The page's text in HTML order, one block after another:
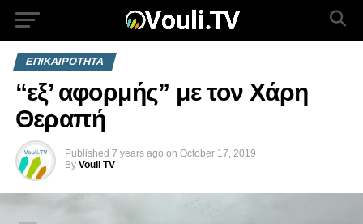
ΕΠΙΚΑΙΡΟΤΗΤΑ
“εξ’ αφορμής” με τον Χάρη
Θεραπή
Published 7 years ago on October 17, 2019
By Vouli TV